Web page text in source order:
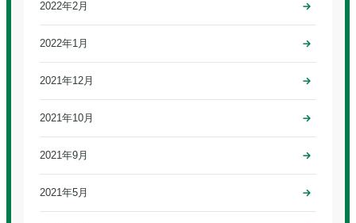
2022年2月
2022年1月
2021年12月
2021年10月
2021年9月
2021年5月